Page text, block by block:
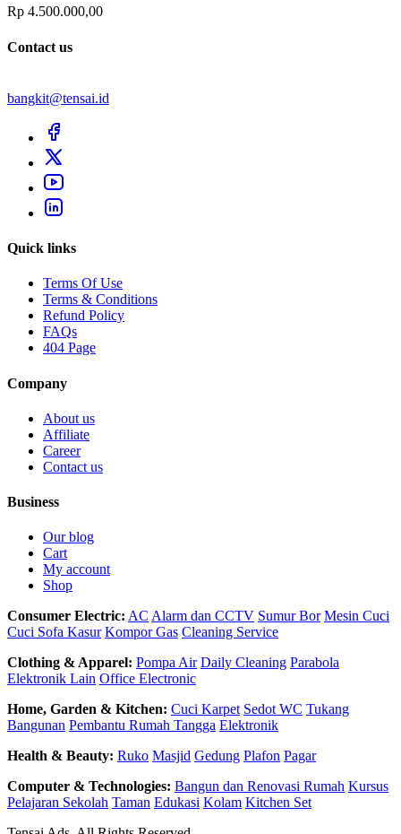
Rp 4.500.000,00
Contact us
bangkit@tensai.id
Quick links
Terms Of Use
Terms & Conditions
Refund Policy
FAQs
404 Page
Company
About us
Affiliate
Career
Contact us
Business
Our blog
Cart
My account
Shop
Consumer Electric: AC Alarm dan CCTV Sumur Bor Mesin Cuci
Cuci Sofa Kasur Kompor Gas Cleaning Service
Clothing & Apparel: Pompa Air Daily Cleaning Parabola
Elektronik Lain Office Electronic
Home, Garden & Kitchen: Cuci Karpet Sedot WC Tukang
Bangunan Pembantu Rumah Tangga Elektronik
Health & Beauty: Ruko Masjid Gedung Plafon Pagar
Computer & Technologies: Bangun dan Renovasi Rumah Kursus
Pelajaran Sekolah Taman Edukasi Kolam Kitchen Set